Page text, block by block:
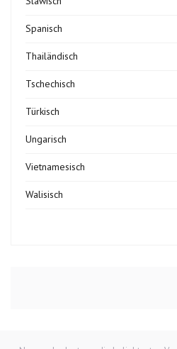
Spanisch
Thailändisch
Tschechisch
Türkisch
Ungarisch
Vietnamesisch
Walisisch